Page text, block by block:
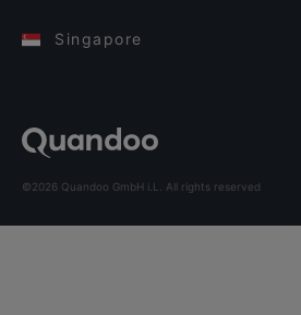
Singapore
©2026 Quandoo GmbH i.L. All rights reserved